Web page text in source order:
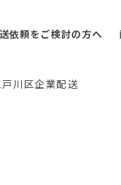
依頼をご検討の方へ
戸川区企業配送